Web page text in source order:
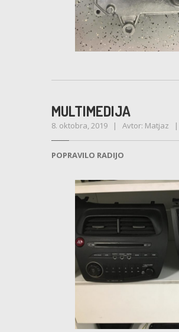
MULTIMEDIJA
8. oktobra, 2019 | Avtor: Matjaz |
POPRAVILO RADIJO